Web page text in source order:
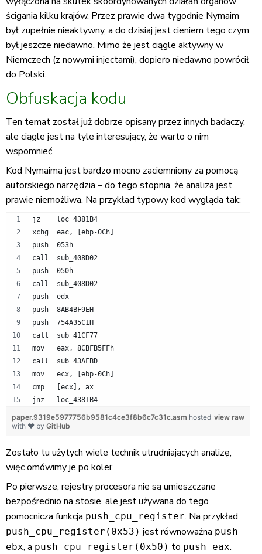
ścigania kilku krajów. Przez prawie dwa tygodnie Nymaim
był zupełnie nieaktywny, a do dzisiaj jest cieniem tego czym
był jeszcze niedawno. Mimo że jest ciągle aktywny w
Niemczech (z nowymi injectami), dopiero niedawno powrócił
do Polski.
Obfuskacja kodu
Ten temat został już dobrze opisany przez innych badaczy,
ale ciągle jest na tyle interesujący, że warto o nim
wspomnieć.
Kod Nymaima jest bardzo mocno zaciemniony za pomocą
autorskiego narzędzia – do tego stopnia, że analiza jest
prawie niemożliwa. Na przykład typowy kod wygląda tak:
jz    loc_4381B4
xchg  eac, [ebp-0Ch]
push  053h
call  sub_408D02
push  050h
call  sub_408D02
push  edx
push  8AB4BF9EH
push  754A35C1H
call  sub_41CF77
mov   eax, 8CBFB5FFh
call  sub_43AFBD
mov   ecx, [ebp-0Ch]
cmp   [ecx], ax
jnz   loc_4381B4
view raw
paper.9319e5977756b9581c4ce3f8b6c7c31c.asm hosted
with ❤ by GitHub
Zostało tu użytych wiele technik utrudniających analizę,
więc omówimy je po kolei:
Po pierwsze, rejestry procesora nie są umieszczane
bezpośrednio na stosie, ale jest używana do tego
pomocnicza funkcja push_cpu_register. Na przykład
push_cpu_register(0x53) jest równoważna push
ebx, a push_cpu_register(0x50) to push eax.